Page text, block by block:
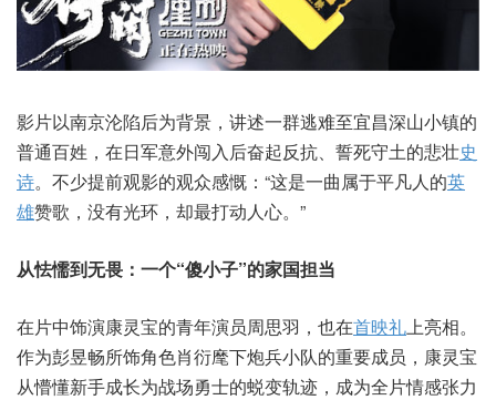
影片以南京沦陷后为背景，讲述一群逃难至宜昌深山小镇的
普通百姓，在日军意外闯入后奋起反抗、誓死守土的悲壮史
诗。不少提前观影的观众感慨：“这是一曲属于平凡人的英
雄赞歌，没有光环，却最打动人心。”
从怯懦到无畏：一个“傻小子”的家国担当
在片中饰演康灵宝的青年演员周思羽，也在首映礼上亮相。
作为彭昱畅所饰角色肖衍麾下炮兵小队的重要成员，康灵宝
从懵懂新手成长为战场勇士的蜕变轨迹，成为全片情感张力